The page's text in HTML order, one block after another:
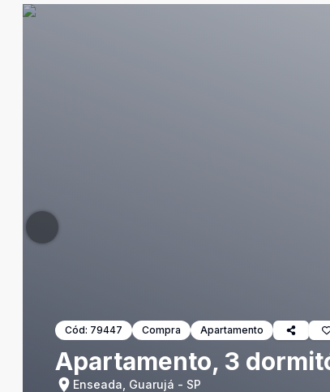
Cód: 79447 Compra Apartamento
Apartamento, 3
Enseada, Guarujá - SP